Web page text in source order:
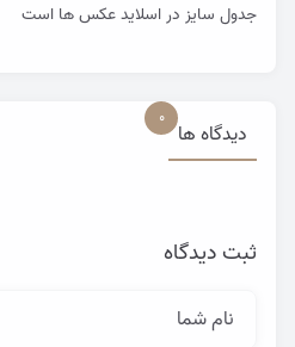
جدول سایز در اسلاید عکس ها است
دیدگاه ها
0
ثبت دیدگاه
نام شما